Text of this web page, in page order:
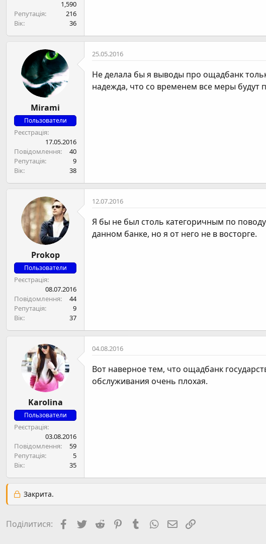
1,590
Репутація
216
Вік
36
Mirami
Пользователи
Реєстрація
17.05.2016
Повідомлення
40
Репутація
9
Вік
38
25.05.2016
Не делала бы я выводы про ощадбанк
надежда, что со временем все меры будут
Prokop
Пользователи
Реєстрація
08.07.2016
Повідомлення
44
Репутація
9
Вік
37
12.07.2016
Я бы не был столь категоричным по
данном банке, но я от него не в восторге.
Karolina
Пользователи
Реєстрація
03.08.2016
Повідомлення
59
Репутація
5
Вік
35
04.08.2016
Вот наверное тем, что ощадбанк
обслуживания очень плохая.
Закрита.
Поділитися: FacebookTwitterReddit PinterestTumblrWhatsApp
E-mail